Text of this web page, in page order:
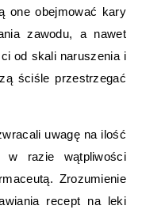
one obejmować kary
zawodu, a nawet
od skali naruszenia i
ściśle przestrzegać
uwagę na ilość
w razie wątpliwości
Zrozumienie
recept na leki